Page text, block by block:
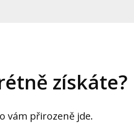
získáte?
vám přirozeně jde.